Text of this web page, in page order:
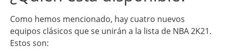
Como hemos mencionado, hay cuatro nuevos
equipos clásicos que se unirán a la lista de NBA 2K21.
Estos son: